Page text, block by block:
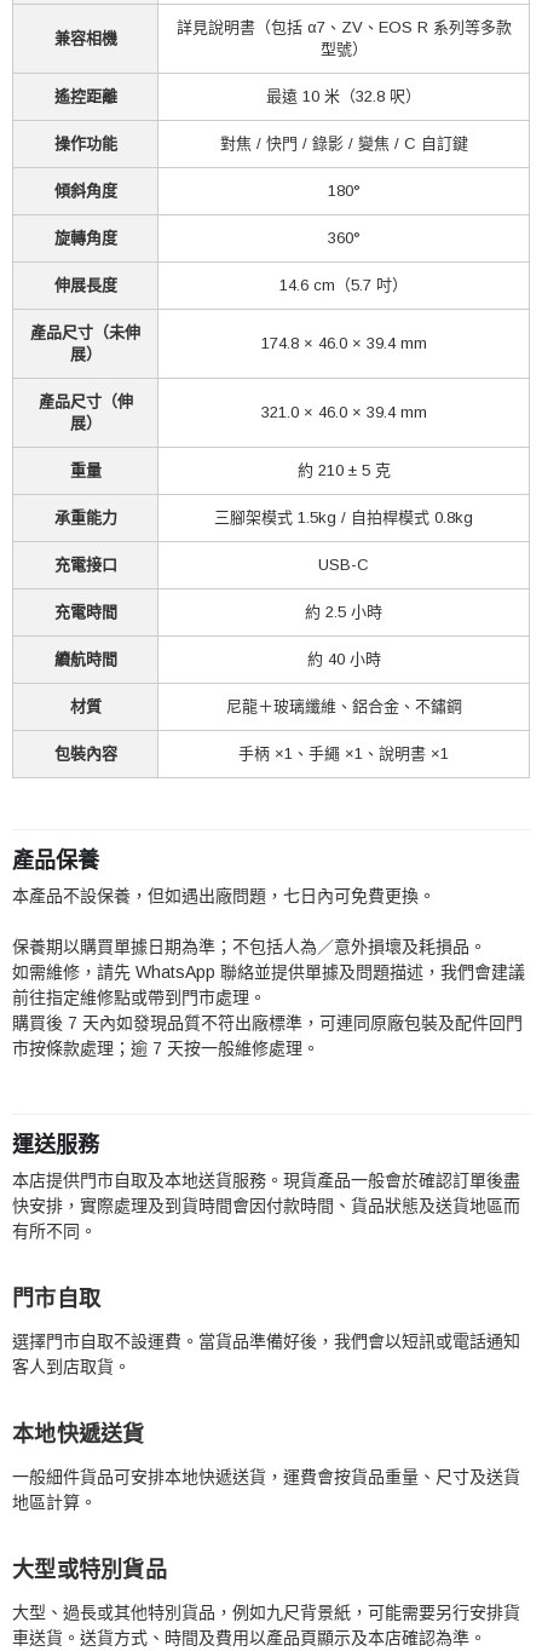
兼容相機
詳見說明書（包括 α7、ZV、EOS R 系列等多款
型號）
遙控距離 最遠 10 米（32.8 呎）
操作功能 對焦 / 快門 / 錄影 / 變焦 / C 自訂鍵
傾斜角度 180°
旋轉角度 360°
伸展長度 14.6 cm（5.7 吋）
產品尺寸（未伸
展）
174.8 × 46.0 × 39.4 mm
產品尺寸（伸
展）
321.0 × 46.0 × 39.4 mm
重量 約 210 ± 5 克
承重能力 三腳架模式 1.5kg / 自拍桿模式 0.8kg
充電接口 USB-C
充電時間 約 2.5 小時
續航時間 約 40 小時
材質 尼龍＋玻璃纖維、鋁合金、不鏽鋼
包裝內容 手柄 ×1、手繩 ×1、說明書 ×1
產品保養
本產品不設保養，但如遇出廠問題，七日內可免費更換。
保養期以購買單據日期為準；不包括人為／意外損壞及耗損品。
如需維修，請先 WhatsApp 聯絡並提供單據及問題描述，我們會建議
前往指定維修點或帶到門市處理。
購買後 7 天內如發現品質不符出廠標準，可連同原廠包裝及配件回門
市按條款處理；逾 7 天按一般維修處理。
運送服務
本店提供門市自取及本地送貨服務。現貨產品一般會於確認訂單後盡
快安排，實際處理及到貨時間會因付款時間、貨品狀態及送貨地區而
有所不同。
門市自取
選擇門市自取不設運費。當貨品準備好後，我們會以短訊或電話通知
客人到店取貨。
本地快遞送貨
一般細件貨品可安排本地快遞送貨，運費會按貨品重量、尺寸及送貨
地區計算。
大型或特別貨品
大型、過長或其他特別貨品，例如九尺背景紙，可能需要另行安排貨
車送貨。送貨方式、時間及費用以產品頁顯示及本店確認為準。